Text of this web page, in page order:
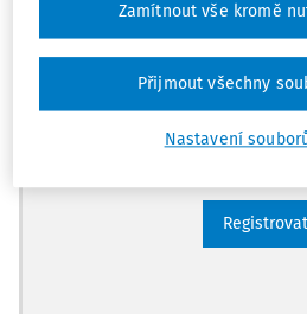
Díky tomu
Všechny placené
Ucelený přehled
Archiv časopisů
Registrovat
Nastavení
Zamítnout vše kromě
Přijmout všechny